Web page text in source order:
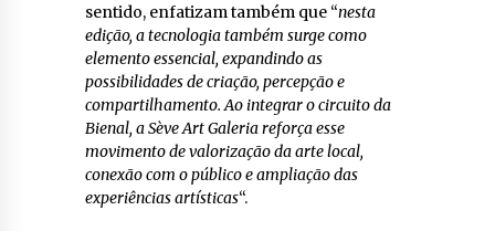
sentido, enfatizam também que “nesta
edição, a tecnologia também surge como
elemento essencial, expandindo as
possibilidades de criação, percepção e
compartilhamento. Ao integrar o circuito da
Bienal, a Sève Art Galeria reforça esse
movimento de valorização da arte local,
conexão com o público e ampliação das
experiências artísticas“.